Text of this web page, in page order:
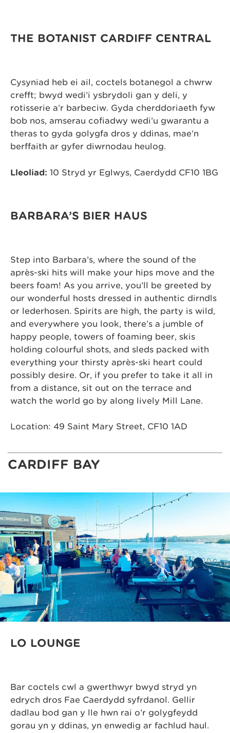
THE BOTANIST CARDIFF CENTRAL
Cysyniad heb ei ail, coctels botanegol a chwrw
crefft; bwyd wedi’i ysbrydoli gan y deli, y
rotisserie a’r barbeciw. Gyda cherddoriaeth fyw
bob nos, amserau cofiadwy wedi’u gwarantu a
theras to gyda golygfa dros y ddinas, mae’n
berffaith ar gyfer diwrnodau heulog.
Lleoliad: 10 Stryd yr Eglwys, Caerdydd CF10 1BG
BARBARA’S BIER HAUS
Step into Barbara’s, where the sound of the
après-ski hits will make your hips move and the
beers foam! As you arrive, you’ll be greeted by
our wonderful hosts dressed in authentic dirndls
or lederhosen. Spirits are high, the party is wild,
and everywhere you look, there’s a jumble of
happy people, towers of foaming beer, skis
holding colourful shots, and sleds packed with
everything your thirsty après-ski heart could
possibly desire. Or, if you prefer to take it all in
from a distance, sit out on the terrace and
watch the world go by along lively Mill Lane.
Location: 49 Saint Mary Street, CF10 1AD
CARDIFF BAY
LO LOUNGE
Bar coctels cŵl a gwerthwyr bwyd stryd yn
edrych dros Fae Caerdydd syfrdanol. Gellir
dadlau bod gan y lle hwn rai o’r golygfeydd
gorau yn y ddinas, yn enwedig ar fachlud haul.